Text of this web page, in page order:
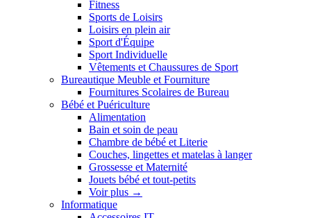
Fitness
Sports de Loisirs
Loisirs en plein air
Sport d'Équipe
Sport Individuelle
Vêtements et Chaussures de Sport
Bureautique Meuble et Fourniture
Fournitures Scolaires de Bureau
Bébé et Puériculture
Alimentation
Bain et soin de peau
Chambre de bébé et Literie
Couches, lingettes et matelas à langer
Grossesse et Maternité
Jouets bébé et tout-petits
Voir plus →
Informatique